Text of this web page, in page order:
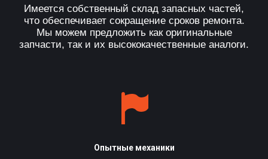
Имеется собственный склад запасных частей,
что обеспечивает сокращение сроков ремонта.
Мы можем предложить как оригинальные
запчасти, так и их высококачественные аналоги.
Опытные механики